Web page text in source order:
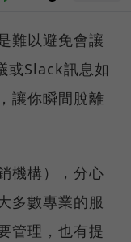
難以避免會讓
或Slack訊息如
讓你瞬間脫離
機構），分心
多數專業的服
管理，也有提